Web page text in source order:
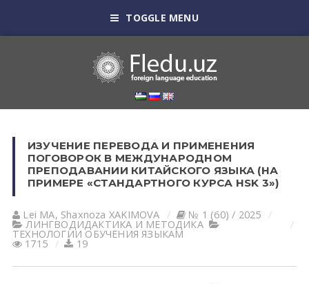
TOGGLE MENU
ИЗУЧЕНИЕ ПЕРЕВОДА И ПРИМЕНЕНИЯ
ПОГОВОРОК В МЕЖДУНАРОДНОМ
ПРЕПОДАВАНИИ КИТАЙСКОГО ЯЗЫКА (НА
ПРИМЕРЕ «СТАНДАРТНОГО КУРСА HSK 3»)
Lei MA, Shaxnoza XAKIMOVA № 1 (60) / 2025
ЛИНГВОДИДАКТИКА И МЕТОДИКА
ТЕХНОЛОГИИ ОБУЧЕНИЯ ЯЗЫКАМ
1715 19